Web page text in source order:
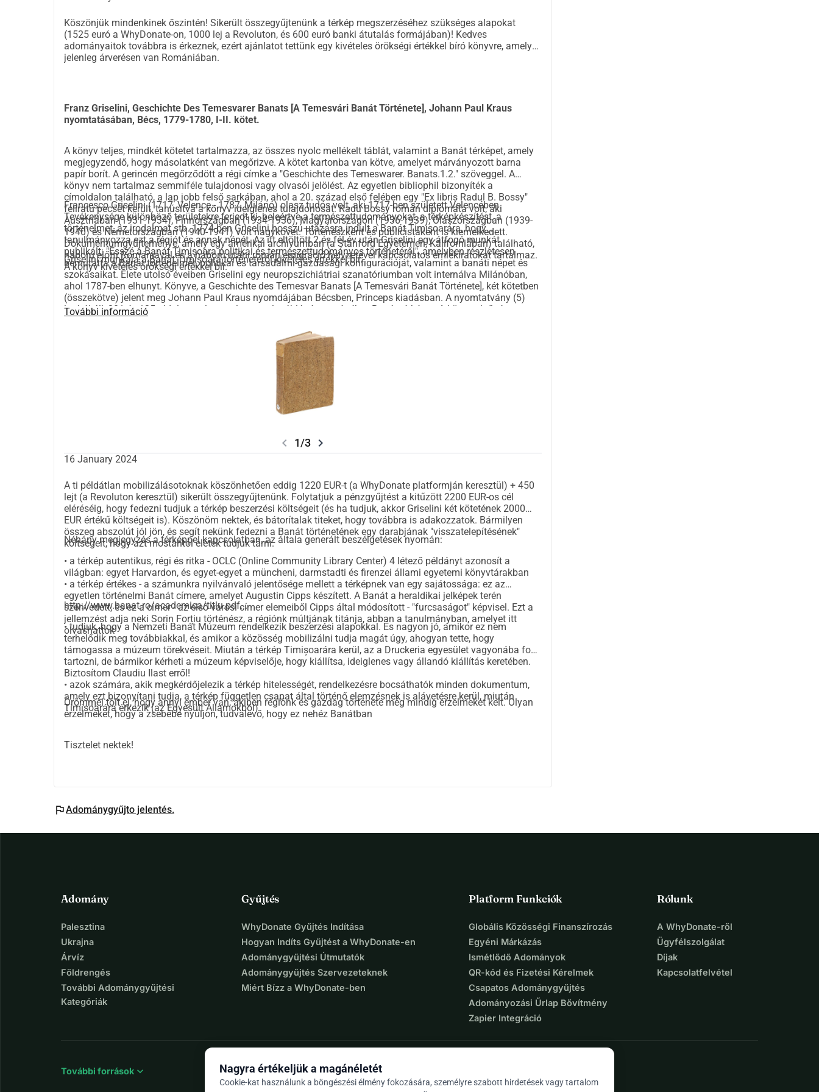
Köszönjük mindenkinek őszintén! Sikerült összegyűjtenünk a térkép megszerzéséhez szükséges alapokat
(1525 euró a WhyDonate-on, 1000 lej a Revoluton, és 600 euró banki átutalás formájában)! Kedves
adományaitok továbbra is érkeznek, ezért ajánlatot tettünk egy kivételes örökségi értékkel bíró könyvre, amely
jelenleg árverésen van Romániában.
Franz Griselini, Geschichte Des Temesvarer Banats [A Temesvári Banát Története], Johann Paul Kraus
nyomtatásában, Bécs, 1779-1780, I-II. kötet.
A könyv teljes, mindkét kötetet tartalmazza, az összes nyolc mellékelt táblát, valamint a Banát térképet, amely
megjegyzendő, hogy másolatként van megőrizve. A kötet kartonba van kötve, amelyet márványozott barna
papír borít. A gerincén megőrződött a régi címke a "Geschichte des Temeswarer. Banats.1.2." szöveggel. A
könyv nem tartalmaz semmiféle tulajdonosi vagy olvasói jelölést. Az egyetlen bibliophil bizonyíték a
címoldalon található, a lap jobb felső sarkában, ahol a 20. század első felében egy "Ex libris Radul B. Bossy"
feliratú pecsét került, tanúsítva a könyv ideiglenes tulajdonosát. Radu Bossy román diplomata volt, aki
Ausztriában (1931-1934), Finnországban (1934-1936), Magyarországon (1936-1939), Olaszországban (1939-
1940) és Németországban (1940-1941) volt nagykövet. Történészként és publicistaként is kiemelkedett.
Dokumentumgyűjteménye, amely egy amerikai archívumban (a Stanford Egyetemen, Kaliforniában) található,
háború előtti Romániával és a háború utáni román emigráció helyzetével kapcsolatos emlékiratokat tartalmaz.
A könyv kivételes örökségi értékkel bír.
Francesco Griselini (1717, Velence - 1787, Milánó) olasz tudós volt, aki 1717-ben született Velencében.
Tevékenysége különböző területekre terjedt ki, beleértve a természettudományokat, a térképkészítést, a
történelmet, az irodalmat stb. 1774-ben Griselini hosszú utazásra indult a Banát Timișoarára, hogy
tanulmányozza ezt a régiót és annak népét. Az itt eltöltött 2 és fél év után Griselini egy átfogó munkát
publikált: "Esszé a Banát Timișoara politikai és természettudományos történetéről", amelyben részletesen
bemutatta a Banát történelmét, politikai és társadalmi-gazdasági konfigurációját, valamint a banáti népet és
szokásaikat. Élete utolsó éveiben Griselini egy neuropszichiátriai szanatóriumban volt internálva Milánóban,
ahol 1787-ben elhunyt. Könyve, a Geschichte des Temesvar Banats [A Temesvári Banát Története], két kötetben
(összekötve) jelent meg Johann Paul Kraus nyomdájában Bécsben, Princeps kiadásban. A nyomtatvány (5)
lapból áll, 301 és 135 oldalt tartalmaz, plusz nyolc táblát és egy értékes Banát térképet. A könyv első része a
etnikai csoportokat, különösen a román lakosságot. A könyv második része a földrajzi és geológiai keretet, a
ásványi kincseket, valamint a ásványi és termálvizeket írja le. A nyolc táblán főként a Banátban addig
megőrzött vagy felfedezett régiségek láthatók. Kivételes értékű a Banát nagy térképe, amely általában a kötet
végén található. Történelmileg nézve a könyv a legátfogóbb a Banátról és románjairól, még a népszokásokat
Griselini munkája a Banát Timișoara történetéről kivételes értékkel bír.
További információ
chevron_left 1/3 chevron_right
16 January 2024
A ti példátlan mobilizálásotoknak köszönhetően eddig 1220 EUR-t (a WhyDonate platformján keresztül) + 450
lejt (a Revoluton keresztül) sikerült összegyűjtenünk. Folytatjuk a pénzgyűjtést a kitűzött 2200 EUR-os cél
eléréséig, hogy fedezni tudjuk a térkép beszerzési költségeit (és ha tudjuk, akkor Griselini két kötetének 2000
EUR értékű költségeit is). Köszönöm nektek, és bátorítalak titeket, hogy továbbra is adakozzatok. Bármilyen
összeg abszolút jól jön, és segít nekünk fedezni a Banát történetének egy darabjának "visszatelepítésének"
költségeit, hogy azt mostantól elétek tudjuk tárni.
Néhány megjegyzés a térképpel kapcsolatban, az általa generált beszélgetések nyomán:
• a térkép autentikus, régi és ritka - OCLC (Online Community Library Center) 4 létező példányt azonosít a
világban: egyet Harvardon, és egyet-egyet a müncheni, darmstadti és firenzei állami egyetemi könyvtárakban
• a térkép értékes - a számunkra nyilvánvaló jelentősége mellett a térképnek van egy sajátossága: ez az
egyetlen történelmi Banát címere, amelyet Augustin Cipps készített. A Banát a heraldikai jelképek terén
szenvedett, és ez a címer - az első városi címer elemeiből Cipps által módosított - "furcsaságot" képvisel. Ezt a
jellemzést adja neki Sorin Forțiu történész, a régiónk múltjának titánja, abban a tanulmányban, amelyet itt
olvashattok
http://www.banat.ro/academica/titlu.pdf...
• tudjuk, hogy a Nemzeti Banát Múzeum rendelkezik beszerzési alapokkal. És nagyon jó, amikor ez nem
terhelődik meg továbbiakkal, és amikor a közösség mobilizálni tudja magát úgy, ahogyan tette, hogy
támogassa a múzeum törekvéseit. Miután a térkép Timișoarára kerül, az a Druckeria egyesület vagyonába fog
tartozni, de bármikor kérheti a múzeum képviselője, hogy kiállítsa, ideiglenes vagy állandó kiállítás keretében.
Biztosítom Claudiu Ilast erről!
• azok számára, akik megkérdőjelezik a térkép hitelességét, rendelkezésre bocsáthatók minden dokumentum,
amely ezt bizonyítani tudja, a térkép független csapat által történő elemzésnek is alávetésre kerül, miután
Timișoarára érkezik (az Egyesült Államokból)
Örömmel tölt el, hogy annyi ember van, akiben régiónk és gazdag története még mindig érzelmeket kelt. Olyan
érzelmeket, hogy a zsebébe nyúljon, tudvalevő, hogy ez nehéz Banátban
Tisztelet nektek!
flagAdománygyűjto jelentés.
Adomány
Palesztina
Ukrajna
Árvíz
Földrengés
További Adománygyűjtési
Kategóriák
Gyűjtés
WhyDonate Gyűjtés Indítása
Hogyan Indíts Gyűjtést a WhyDonate-en
Adománygyűjtési Útmutatók
Adománygyűjtés Szervezeteknek
Miért Bízz a WhyDonate-ben
Platform Funkciók
Globális Közösségi Finanszírozás
Egyéni Márkázás
Ismétlődő Adományok
QR-kód és Fizetési Kérelmek
Csapatos Adománygyűjtés
Adományozási Űrlap Bővítmény
Zapier Integráció
Rólunk
A WhyDonate-ről
Ügyfélszolgálat
Díjak
Kapcsolatfelvétel
További források expand_more Nagyra értékeljük a magánéletét
Cookie-kat használunk a böngészési élmény fokozására, személyre szabott hirdetések vagy tartalom